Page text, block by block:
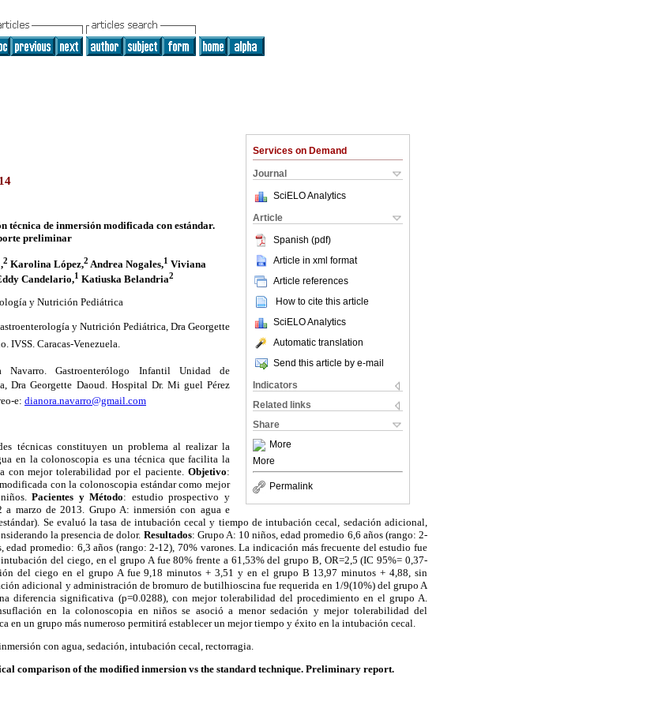
Services on Demand
Journal
SciELO Analytics
Article
Spanish (pdf)
Article in xml format
Article references
How to cite this article
SciELO Analytics
Automatic translation
Send this article by e-mail
Indicators
Related links
Share
More
More
Permalink
técnica de inmersión modificada con estándar.
preliminar
2 Karolina López,2 Andrea Nogales,1 Viviana
Candelario,1 Katiuska Belandria2
y Nutrición Pediátrica
y Nutrición Pediátrica, Dra Georgette
IVSS. Caracas-Venezuela.
Navarro. Gastroenterólogo Infantil Unidad de
Georgette Daoud. Hospital Dr. Mi guel Pérez
e: dianora.navarro@gmail.com
técnicas constituyen un problema al realizar la
en la colonoscopia es una técnica que facilita la
con mejor tolerabilidad por el paciente. Objetivo:
con la colonoscopia estándar como mejor
niños.Pacientes y Método: estudio prospectivo y
a marzo de 2013. Grupo A: inmersión con agua e
Se evaluó la tasa de intubación cecal y tiempo de intubación cecal, sedación adicional,
la presencia de dolor. Resultados: Grupo A: 10 niños, edad promedio 6,6 años (rango: 2-
edad promedio: 6,3 años (rango: 2-12), 70% varones. La indicación más frecuente del estudio fue
del ciego, en el grupo A fue 80% frente a 61,53% del grupo B, OR=2,5 (IC 95%= 0,37-
del ciego en el grupo A fue 9,18 minutos + 3,51 y en el grupo B 13,97 minutos + 4,88, sin
adicional y administración de bromuro de butilhioscina fue requerida en 1/9(10%) del grupo A
diferencia significativa (p=0.0288), con mejor tolerabilidad del procedimiento en el grupo A.
en la colonoscopia en niños se asoció a menor sedación y mejor tolerabilidad del
en un grupo más numeroso permitirá establecer un mejor tiempo y éxito en la intubación cecal.
con agua, sedación, intubación cecal, rectorragia.
comparison of the modified inmersion vs the standard technique. Preliminary report.